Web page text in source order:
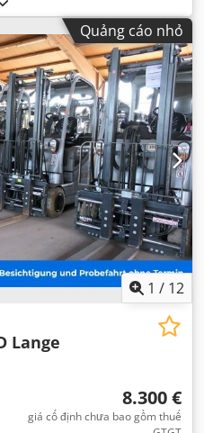
Quảng cáo nhỏ
1 / 12
Lange
8.300 €
giá cố định chưa bao gồm thuế